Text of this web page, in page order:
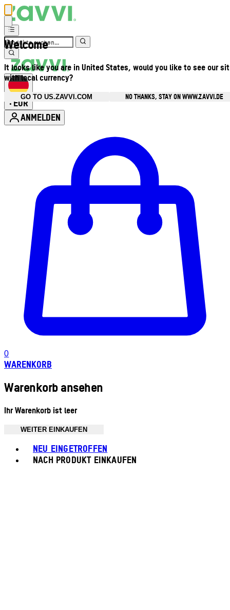
Welcome
It looks like you are in United States, would you like to see our
with local currency?
GO TO US.ZAVVI.COM
NO THANKS, STAY ON WWW.ZAVVI.DE
• EUR
ANMELDEN
0
WARENKORB
Warenkorb ansehen
Ihr Warenkorb ist leer
WEITER EINKAUFEN
NEU EINGETROFFEN
NACH PRODUKT EINKAUFEN